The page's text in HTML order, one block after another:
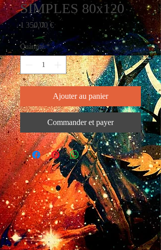
SIMPLES 80x120
1 350,00 €Prix
Quantité *
Ajouter au panier
Commander et payer